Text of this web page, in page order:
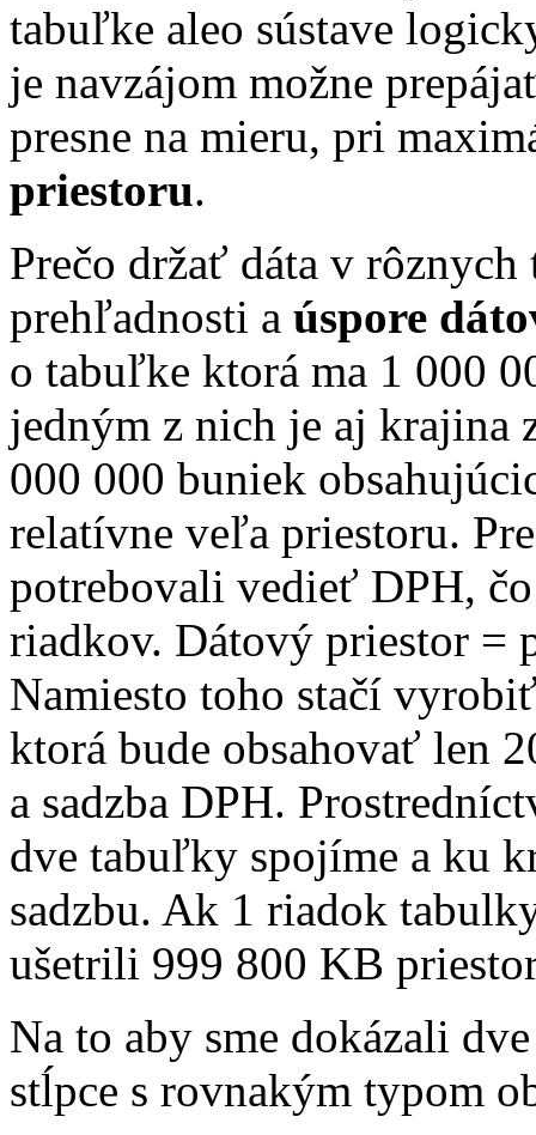
tabuľke aleo sústave
je navzájom možne
presne na mieru, pri
priestoru.
Prečo držať dáta v
prehľadnosti a úspore
o tabuľke ktorá ma 1 000
jedným z nich je aj krajina
000 000 buniek
relatívne veľa priestoru.
potrebovali vedieť DPH,
riadkov. Dátový priestor =
Namiesto toho stačí
ktorá bude obsahovať len
a sadzba DPH.
dve tabuľky spojíme a ku
sadzbu. Ak 1 riadok
ušetrili 999 800 KB
Na to aby sme dokázali
stĺpce s rovnakým typom